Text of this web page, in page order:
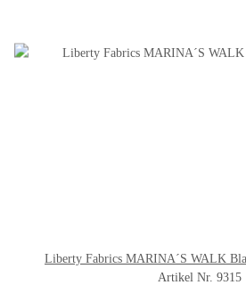
Liberty Fabrics MARINA´S WALK
Artikel Nr. 9315